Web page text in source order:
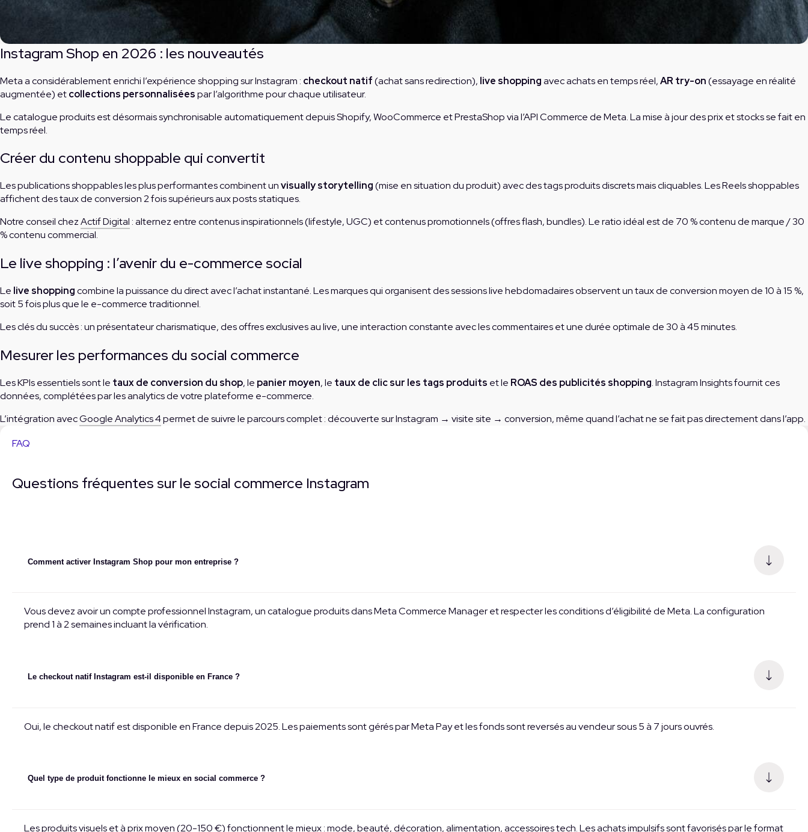
Instagram Shop en 2026 : les nouveautés
Meta a considérablement enrichi l’expérience shopping sur Instagram : checkout natif(achat sans redirection), live shoppingavec achats en temps réel,AR try-on(essayage en réalité
augmentée) etcollections personnaliséespar l’algorithme pour chaque utilisateur.
Le catalogue produits est désormais synchronisable automatiquement depuis Shopify, WooCommerce et PrestaShop via l’API Commerce de Meta. La mise à jour des prix et stocks se fait en
temps réel.
Créer du contenu shoppable qui convertit
Les publications shoppables les plus performantes combinent unvisually storytelling(mise en situation du produit) avec des tags produits discrets mais cliquables. Les Reels shoppables
affichent des taux de conversion 2 fois supérieurs aux posts statiques.
Notre conseil chezActif Digital : alternez entre contenus inspirationnels (lifestyle, UGC) et contenus promotionnels (offres flash, bundles). Le ratio idéal est de 70 % contenu de marque / 30
% contenu commercial.
Le live shopping : l’avenir du e-commerce social
Le live shoppingcombine la puissance du direct avec l’achat instantané. Les marques qui organisent des sessions live hebdomadaires observent un taux de conversion moyen de 10 à 15 %,
soit 5 fois plus que le e-commerce traditionnel.
Les clés du succès : un présentateur charismatique, des offres exclusives au live, une interaction constante avec les commentaires et une durée optimale de 30 à 45 minutes.
Mesurer les performances du social commerce
Les KPIs essentiels sont le taux de conversion du shop, le panier moyen, le taux de clic sur les tags produits et le ROAS des publicités shopping. Instagram Insights fournit ces
données, complétées par les analytics de votre plateforme e-commerce.
L’intégration avecGoogle Analytics 4permet de suivre le parcours complet : découverte sur Instagram → visite site → conversion, même quand l’achat ne se fait pas directement dans l’app.
FAQ
Questions fréquentes sur le social commerce Instagram
Comment activer Instagram Shop pour mon entreprise ?
Vous devez avoir un compte professionnel Instagram, un catalogue produits dans Meta Commerce Manager et respecter les conditions d’éligibilité de Meta. La configuration
prend 1 à 2 semaines incluant la vérification.
Le checkout natif Instagram est-il disponible en France ?
Oui, le checkout natif est disponible en France depuis 2025. Les paiements sont gérés par Meta Pay et les fonds sont reversés au vendeur sous 5 à 7 jours ouvrés.
Quel type de produit fonctionne le mieux en social commerce ?
Les produits visuels et à prix moyen (20-150 €) fonctionnent le mieux : mode, beauté, décoration, alimentation, accessoires tech. Les achats impulsifs sont favorisés par le format